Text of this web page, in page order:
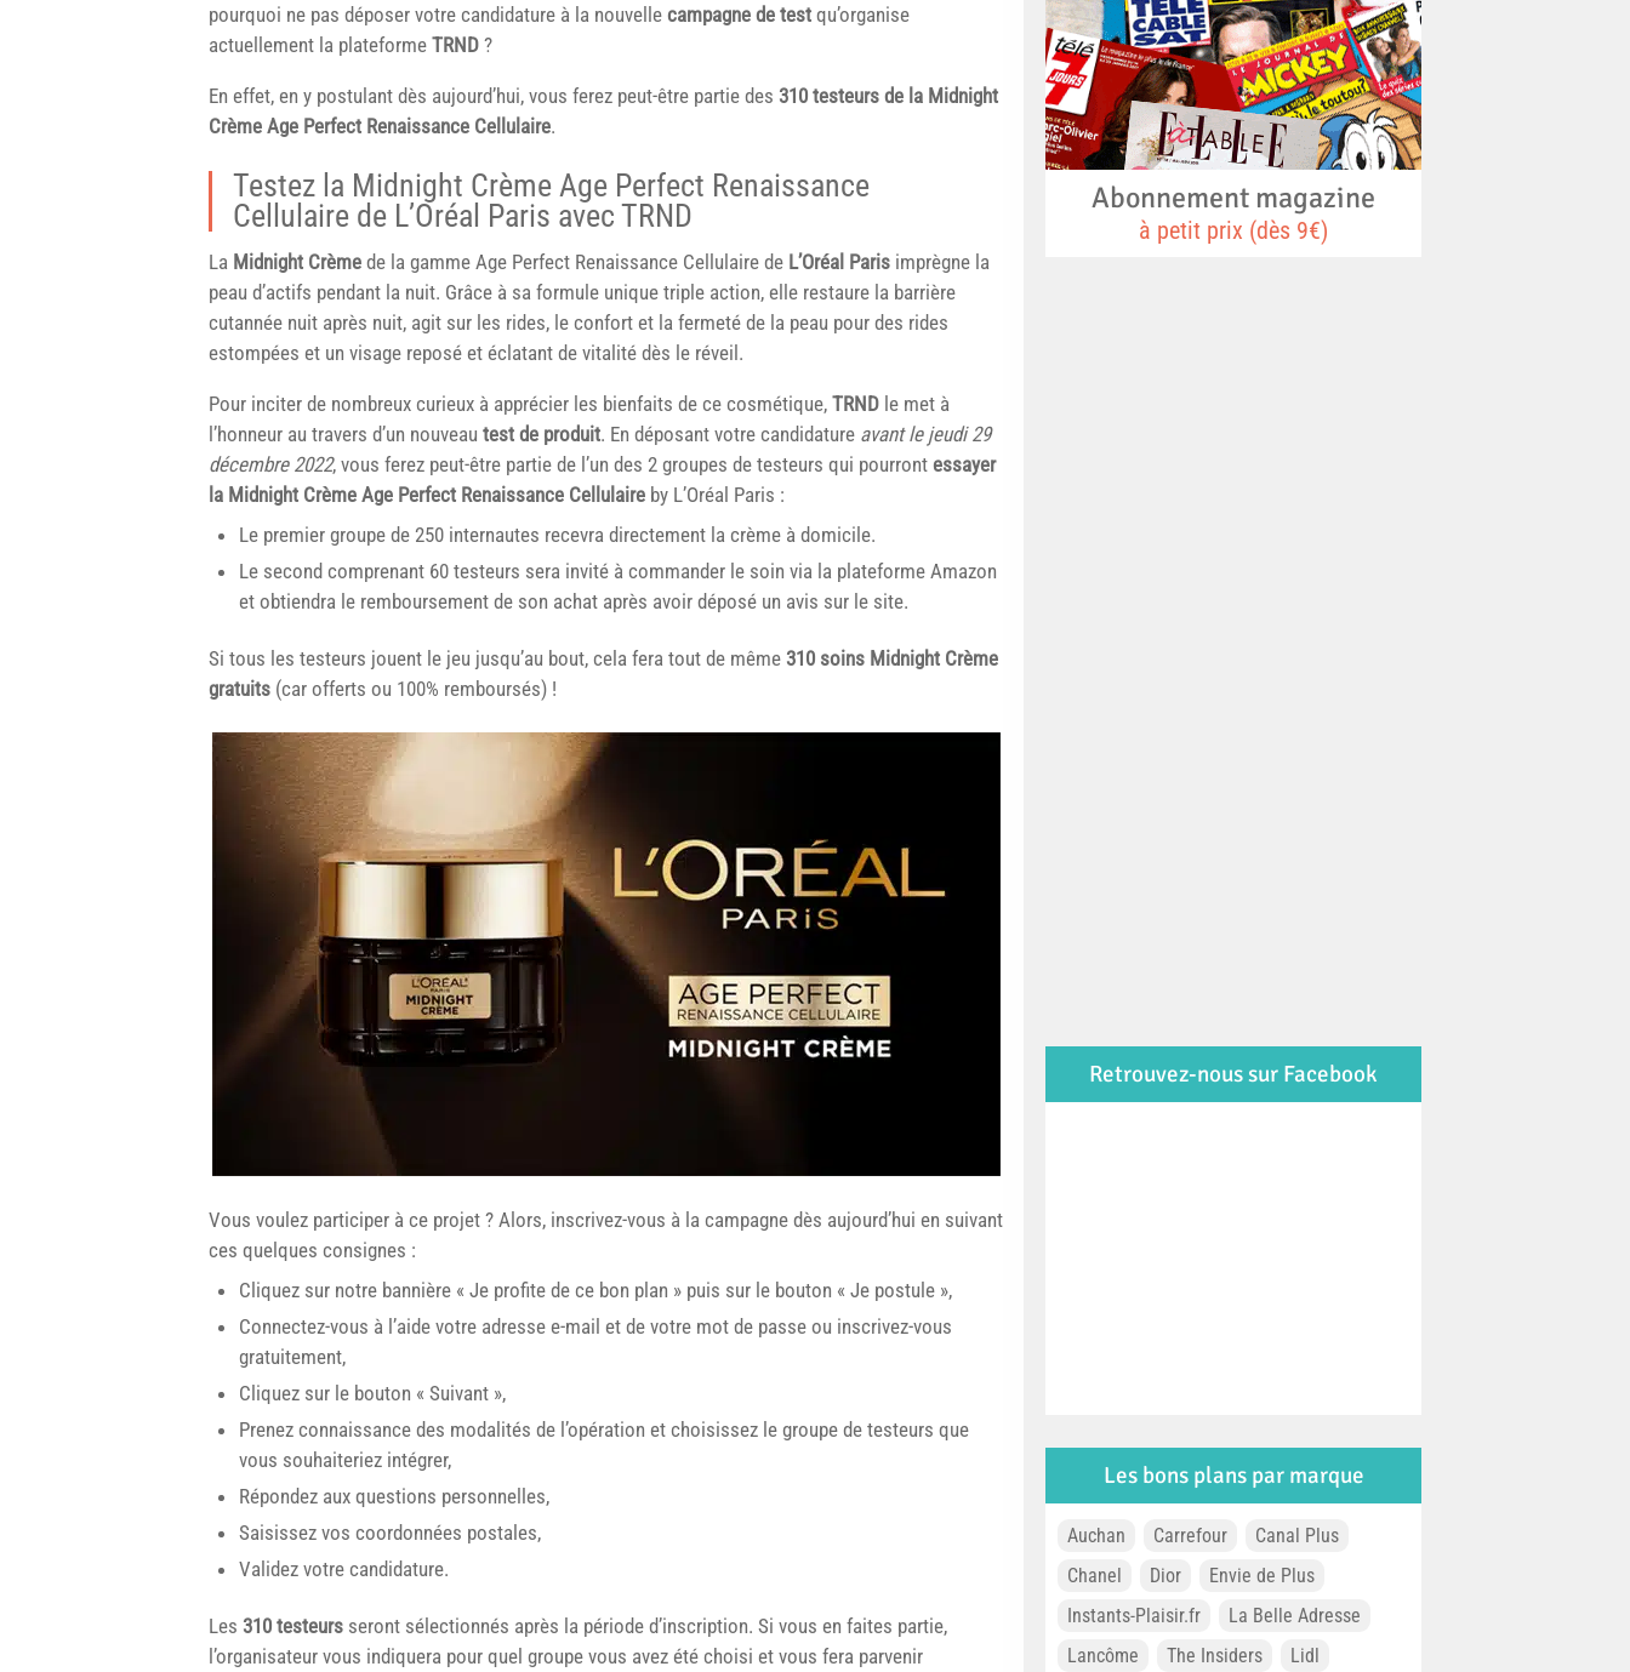
pourquoi ne pas déposer votre candidature à la nouvelle campagne de test qu’organise
actuellement la plateforme TRND ?
En effet, en y postulant dès aujourd’hui, vous ferez peut-être partie des 310 testeurs de la Midnight
Crème Age Perfect Renaissance Cellulaire.
Testez la Midnight Crème Age Perfect Renaissance
Cellulaire de L’Oréal Paris avec TRND
La Midnight Crème de la gamme Age Perfect Renaissance Cellulaire de L’Oréal Paris imprègne la
peau d’actifs pendant la nuit. Grâce à sa formule unique triple action, elle restaure la barrière
cutannée nuit après nuit, agit sur les rides, le confort et la fermeté de la peau pour des rides
estompées et un visage reposé et éclatant de vitalité dès le réveil.
Pour inciter de nombreux curieux à apprécier les bienfaits de ce cosmétique, TRND le met à
l’honneur au travers d’un nouveau test de produit. En déposant votre candidature avant le jeudi 29
décembre 2022, vous ferez peut-être partie de l’un des 2 groupes de testeurs qui pourront essayer
la Midnight Crème Age Perfect Renaissance Cellulaire by L’Oréal Paris :
Le premier groupe de 250 internautes recevra directement la crème à domicile.
Le second comprenant 60 testeurs sera invité à commander le soin via la plateforme Amazon
et obtiendra le remboursement de son achat après avoir déposé un avis sur le site.
Si tous les testeurs jouent le jeu jusqu’au bout, cela fera tout de même 310 soins Midnight Crème
gratuits (car offerts ou 100% remboursés) !
Vous voulez participer à ce projet ? Alors, inscrivez-vous à la campagne dès aujourd’hui en suivant
ces quelques consignes :
Cliquez sur notre bannière « Je profite de ce bon plan » puis sur le bouton « Je postule »,
Connectez-vous à l’aide votre adresse e-mail et de votre mot de passe ou inscrivez-vous
gratuitement,
Cliquez sur le bouton « Suivant »,
Prenez connaissance des modalités de l’opération et choisissez le groupe de testeurs que
vous souhaiteriez intégrer,
Répondez aux questions personnelles,
Saisissez vos coordonnées postales,
Validez votre candidature.
Les 310 testeurs seront sélectionnés après la période d’inscription. Si vous en faites partie,
l’organisateur vous indiquera pour quel groupe vous avez été choisi et vous fera parvenir
Abonnement magazine
à petit prix (dès 9€)
Retrouvez-nous sur Facebook
Les bons plans par marque
Auchan Carrefour
Canal Plus
Chanel
Dior
Envie de Plus
Instants-Plaisir.fr
La Belle Adresse
Lancôme
The Insiders
Lidl